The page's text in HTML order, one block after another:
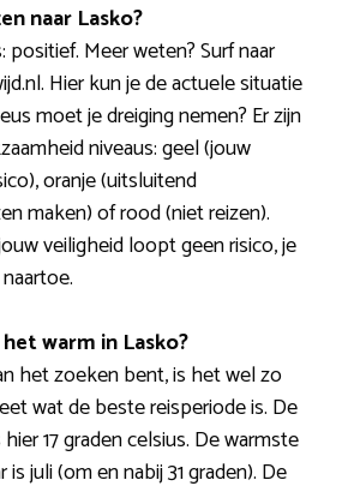
naar Lasko?
positief. Meer weten? Surf naar
Hier kun je de actuele situatie
moet je dreiging nemen? Er zijn
niveaus: geel (jouw
oranje (uitsluitend
maken) of rood (niet reizen).
veiligheid loopt geen risico, je
warm in Lasko?
het zoeken bent, is het wel zo
wat de beste reisperiode is. De
17 graden celsius. De warmste
juli (om en nabij 31 graden). De